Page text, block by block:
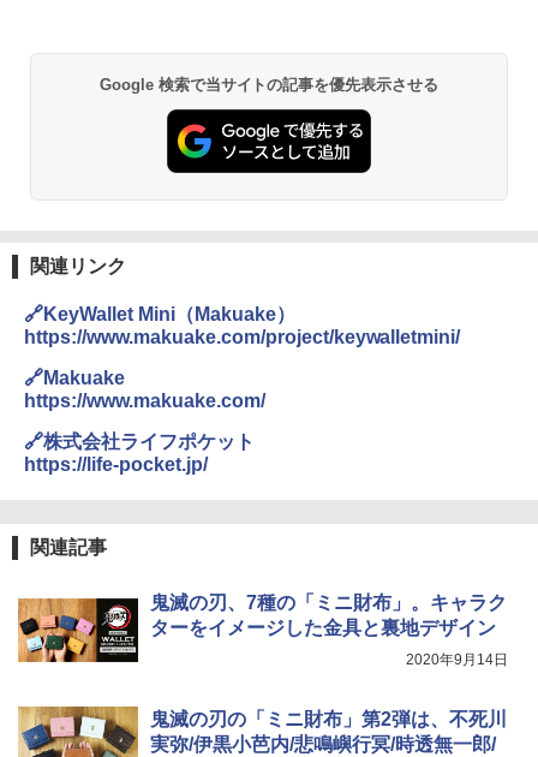
-08EX カーキ ソロキャンプ ポリエステル フ
レーム ドーム型 テント
￥14,800
￥6,459
ポインターライト 強力 小型 緑色/赤色/青紫色
可能 安全ロック付き 高安全性 金属製耐久 コ
ンパクト多機能設計 持ち運び便利 アウトド
ア/オフィス/教育現場/展示会用 緑
熊撃退スプレー 熊よけスプレー 熊スプレー
【日本企業販売】超強力クマ対策スプレー 30
0ml（連続噴射30秒）110ml（連続噴射15
秒）射程5～10m 安全ロック搭載 携帯収納袋
防災用品 長期保存可能 緊急時用 日本国内発
送
Google 検索で当サイトの記事を優先表示させる
関連リンク
🔗KeyWallet Mini（Makuake）
https://www.makuake.com/project/keywalletmini/
🔗Makuake
https://www.makuake.com/
🔗株式会社ライフポケット
https://life-pocket.jp/
関連記事
鬼滅の刃、7種の「ミニ財布」。キャラク
ターをイメージした金具と裏地デザイン
2020年9月14日
鬼滅の刃の「ミニ財布」第2弾は、不死川
実弥/伊黒小芭内/悲鳴嶼行冥/時透無一郎/